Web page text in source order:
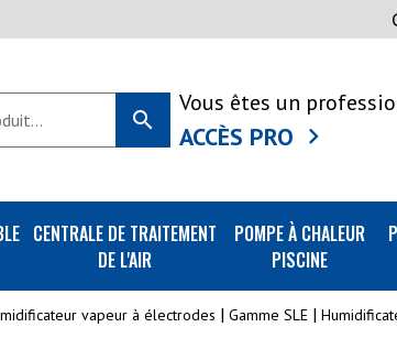
search
Vous êtes un
ACCÈS PRO
CENTRALE DE TRAITEMENT
DE L'AIR
POMPE À CHALEUR
PISCINE
vapeur à électrodes Gamme SLE